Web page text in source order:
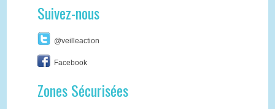
Suivez-nous
@veilleaction
Facebook
Zones Sécurisées